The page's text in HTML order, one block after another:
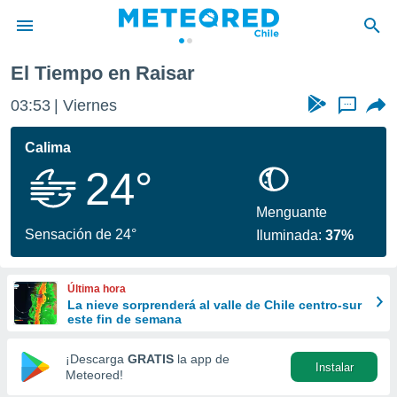
de
por
que se
calidad.
a este
las
y
forma
digital
basada
El Tiempo en Raisar
03:53 Viernes ...
Calima
24°
Sensación de 24°
Menguante
Iluminada:37%
Última hora
La nieve sorprenderá al valle de Chile centro-sur
este fin de semana
¡Descarga GRATIS la app de
Meteored!
Instalar